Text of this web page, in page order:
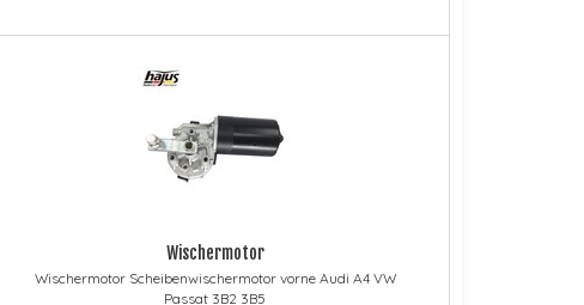
Wischermotor
Wischermotor Scheibenwischermotor vorne Audi A4 VW
Passat 3B2 3B5